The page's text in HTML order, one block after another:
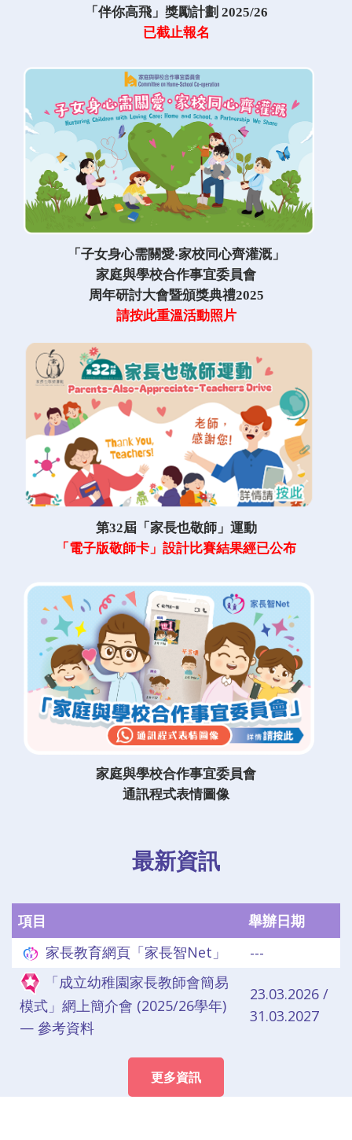
「伴你高飛」獎勵計劃 2025/26
已截止報名
「子女身心需關愛‧家校同心齊灌溉」
家庭與學校合作事宜委員會
周年研討大會暨頒獎典禮2025
請按此重溫活動照片
第32屆「家長也敬師」運動
「電子版敬師卡」設計比賽結果經已公布
家庭與學校合作事宜委員會
通訊程式表情圖像
最新資訊
項目
舉辦日期
家長教育網頁「家長智Net」
---
「成立幼稚園家長教師會簡易
模式」網上簡介會 (2025/26學年)
— 參考資料
23.03.2026 /
31.03.2027
更多資訊